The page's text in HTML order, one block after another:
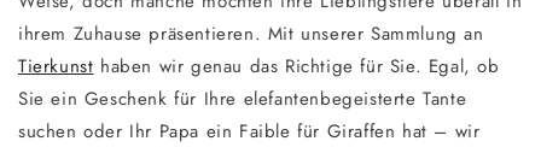
ihrem Zuhause präsentieren. Mit unserer Sammlung an
Tierkunsthaben wir genau das Richtige für Sie. Egal, ob
Sie ein Geschenk für Ihre elefantenbegeisterte Tante
suchen oder Ihr Papa ein Faible für Giraffen hat – wir